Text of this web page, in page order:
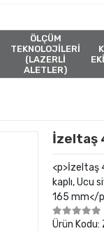
ÖLÇÜM
TEKNOLOJİLERİ
(LAZERLİ
ALETLER)
İzeltaş
<p>İzeltaş
kaplı, Ucu
165 mm</
Ürün Kodu: